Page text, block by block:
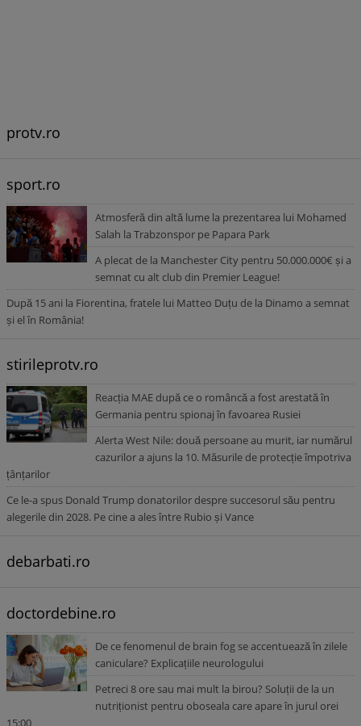
protv.ro
sport.ro
Atmosferă din altă lume la prezentarea lui Mohamed
Salah la Trabzonspor pe Papara Park
A plecat de la Manchester City pentru 50.000.000€ și a
semnat cu alt club din Premier League!
După 15 ani la Fiorentina, fratele lui Matteo Duțu de la Dinamo a semnat
și el în România!
stirileprotv.ro
Reacția MAE după ce o româncă a fost arestată în
Germania pentru spionaj în favoarea Rusiei
Alerta West Nile: două persoane au murit, iar numărul
cazurilor a ajuns la 10. Măsurile de protecție împotriva
țânțarilor
Ce le-a spus Donald Trump donatorilor despre succesorul său pentru
alegerile din 2028. Pe cine a ales între Rubio și Vance
debarbati.ro
doctordebine.ro
De ce fenomenul de brain fog se accentuează în zilele
caniculare? Explicațiile neurologului
Petreci 8 ore sau mai mult la birou? Soluții de la un
nutriționist pentru oboseala care apare în jurul orei
15:00